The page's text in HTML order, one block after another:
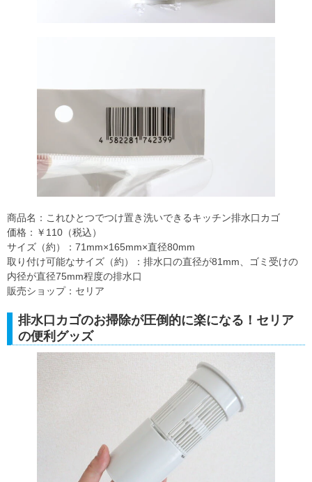
商品名：これひとつでつけ置き洗いできるキッチン排水口カゴ
価格：￥110（税込）
サイズ（約）：71mm×165mm×直径80mm
取り付け可能なサイズ（約）：排水口の直径が81mm、ゴミ受けの
内径が直径75mm程度の排水口
販売ショップ：セリア
排水口カゴのお掃除が圧倒的に楽になる！セリア
の便利グッズ